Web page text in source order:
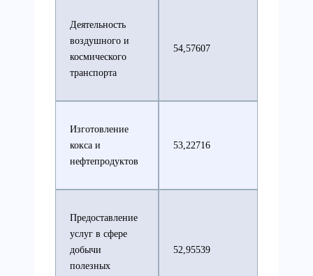
Деятельность
воздушного и
космического
транспорта
54,57607
Изготовление
кокса и
нефтепродуктов
53,22716
Предоставление
услуг в сфере
добычи
полезных
52,95539